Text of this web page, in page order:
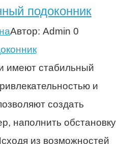
подоконник
Автор: Admin 0
имеют стабильный
и
создать
наполнить обстановку
из возможностей